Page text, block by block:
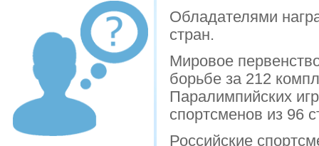
Обладателями
стран.
Мировое
борьбе за 212
Паралимпийских
спортсменов из 96
Российские